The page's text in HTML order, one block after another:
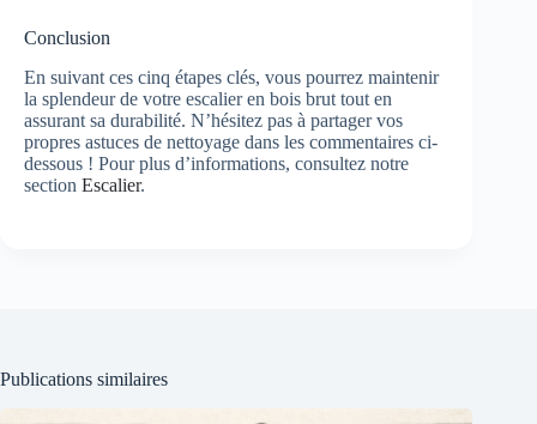
Conclusion
En suivant ces cinq étapes clés, vous pourrez maintenir
la splendeur de votre escalier en bois brut tout en
assurant sa durabilité. N’hésitez pas à partager vos
propres astuces de nettoyage dans les commentaires ci-
dessous ! Pour plus d’informations, consultez notre
section Escalier.
Publications similaires